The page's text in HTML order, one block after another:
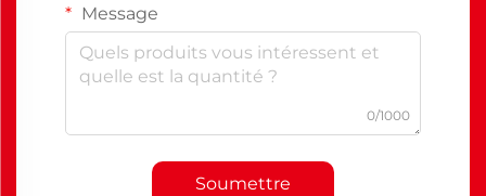
Message
0/1000
Soumettre